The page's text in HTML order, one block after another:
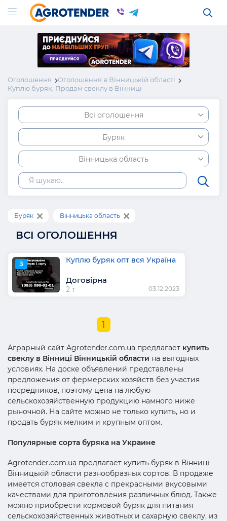
Оголошення
Оголошення в Вінницькій області
Куплю буряк, Продам свеклу в Вінниці
Всі оголошення
Буряк
Вінницька область
Буряк Вінницька область
ВСІ ОГОЛОШЕННЯ
З Куплю буряк опт вся Україна
Договірна
2 т 03.12.2023
1
Аграрный сайт Agrotender.com.ua предлагает купить
свеклу в Вінниці Вінницькій области на выгодных
условиях. На доске объявлений представлены
предложения от фермерских хозяйств без участия
посредников, поэтому цена на любую
сельскохозяйственную продукцию намного ниже
рыночной. На сайте можно не только купить, но и
продать буряк мелким и крупным оптом.
Популярные сорта буряка на Украине
Agrotender.com.ua предлагает купить буряк в Вінниці
Вінницькій области разнообразных сортов. В продаже
имеется столовая свекла с прекрасными вкусовыми
качествами для приготовления различных блюд. Также
можно приобрести кормовой буряк для питания
сельскохозяйственных животных и сахарную свеклу, из